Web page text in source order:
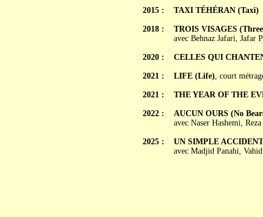
2015 :
2018 :
2020 :
2021 :
2021 :
2022 :
2025 :
TAXI TÉHÉRAN (Taxi)
TROIS VISAGES (Three
avec Behnaz Jafari, Jafar
CELLES QUI
LIFE (Life), court
THE YEAR OF THE
AUCUN OURS (No
avec Naser Hashemi,
UN SIMPLE
avec Madjid Panahi,